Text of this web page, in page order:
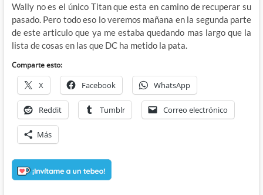
Wally no es el único Titan que esta en camino de recuperar su
pasado. Pero todo eso lo veremos mañana en la segunda parte
de este articulo que ya me estaba quedando mas largo que la
lista de cosas en las que DC ha metido la pata.
Comparte esto:
X Facebook WhatsApp
Reddit Tumblr Correo electrónico
Más